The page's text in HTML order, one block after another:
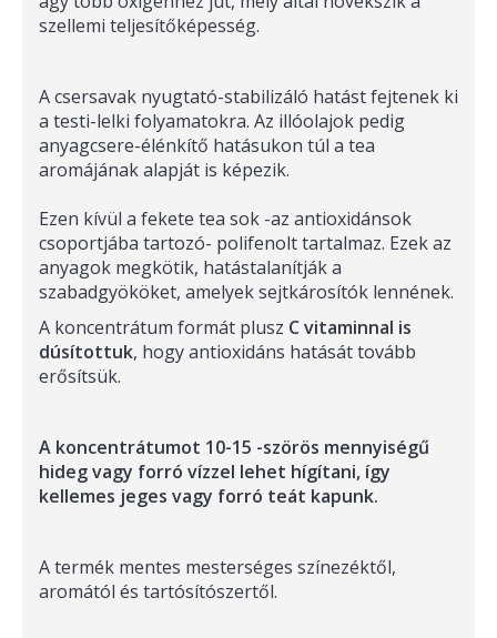
szellemi teljesítőképesség.
A csersavak nyugtató-stabilizáló hatást fejtenek ki
a testi-lelki folyamatokra. Az illóolajok pedig
anyagcsere-élénkítő hatásukon túl a tea
aromájának alapját is képezik.
Ezen kívül a fekete tea sok -az antioxidánsok
csoportjába tartozó- polifenolt tartalmaz. Ezek az
anyagok megkötik, hatástalanítják a
szabadgyököket, amelyek sejtkárosítók lennének.
A koncentrátum formát plusz C vitaminnal is
dúsítottuk, hogy antioxidáns hatását tovább
erősítsük.
A koncentrátumot 10-15 -szörös mennyiségű
hideg vagy forró vízzel lehet hígítani, így
kellemes jeges vagy forró teát kapunk.
A termék mentes mesterséges színezéktől,
aromától és tartósítószertől.